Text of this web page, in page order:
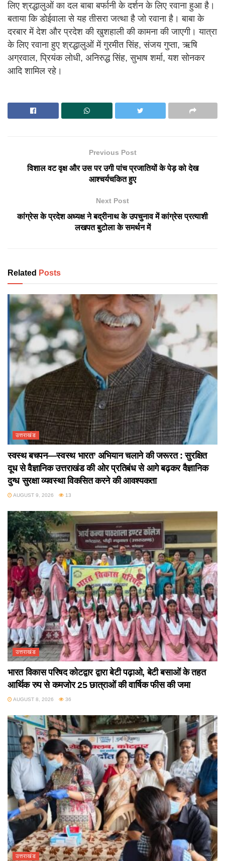
लिए श्रद्धालुओं का दल बाबा बर्फानी के दर्शन के लिए रवाना हुआ है।
बताया कि डोईवाला से यह तीसरा जत्था है जो रवाना है। बाबा के
दरबार में देश और प्रदेश की खुशहाली की कामना की जाएगी। यात्रा
के लिए रवाना हुए श्रद्धालुओं में गुरमीत सिंह, संजय गुप्ता, ऋषि
अग्रवाल, प्रियंक लोधी, अनिरुद्ध सिंह, सुभाष शर्मा, यश सोनकर
आदि शामिल रहे।
Previous Post
विशाल वट वृक्ष और उस पर उगी पांच प्रजातियों के पेड़ को देख
आश्चर्यचकित हुए
Next Post
कांग्रेस के प्रदेश अध्यक्ष ने बद्रीनाथ के उपचुनाव में कांग्रेस प्रत्याशी
लखपत बुटोला के समर्थन में
Related Posts
उत्तराखंड
स्वस्थ बचपन—स्वस्थ भारत’ अभियान चलाने की जरूरत : सुरक्षित
दूध से वैज्ञानिक उत्तराखंड की ओर प्रतिबंध से आगे बढ़कर वैज्ञानिक
दुग्ध सुरक्षा व्यवस्था विकसित करने की आवश्यकता
AUGUST 9, 2026 13
उत्तराखंड
भारत विकास परिषद कोटद्वार द्वारा बेटी पढ़ाओ, बेटी बसाओं के तहत
आर्थिक रुप से कमजोर 25 छात्राओं की वार्षिक फीस की जमा
AUGUST 8, 2026 36
उत्तराखंड